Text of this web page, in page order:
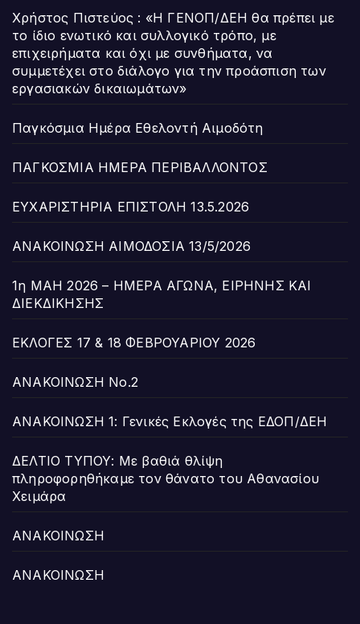
Χρήστος Πιστεύος : «Η ΓΕΝΟΠ/ΔΕΗ θα πρέπει με
το ίδιο ενωτικό και συλλογικό τρόπο, με
επιχειρήματα και όχι με συνθήματα, να
συμμετέχει στο διάλογο για την προάσπιση των
εργασιακών δικαιωμάτων»
Παγκόσμια Ημέρα Εθελοντή Αιμοδότη
ΠΑΓΚΟΣΜΙΑ ΗΜΕΡΑ ΠΕΡΙΒΑΛΛΟΝΤΟΣ
ΕΥΧΑΡΙΣΤΗΡΙΑ ΕΠΙΣΤΟΛΗ 13.5.2026
ΑΝΑΚΟΙΝΩΣΗ ΑΙΜΟΔΟΣΙΑ 13/5/2026
1η ΜΑΗ 2026 – ΗΜΕΡΑ ΑΓΩΝΑ, ΕΙΡΗΝΗΣ ΚΑΙ
ΔΙΕΚΔΙΚΗΣΗΣ
ΕΚΛΟΓΕΣ 17 & 18 ΦΕΒΡΟΥΑΡΙΟΥ 2026
ΑΝΑΚΟΙΝΩΣΗ Νο.2
ΑΝΑΚΟΙΝΩΣΗ 1: Γενικές Εκλογές της ΕΔΟΠ/ΔΕΗ
ΔΕΛΤΙΟ ΤΥΠΟΥ: Με βαθιά θλίψη
πληροφορηθήκαμε τον θάνατο του Αθανασίου
Χειμάρα
ΑΝΑΚΟΙΝΩΣΗ
ΑΝΑΚΟΙΝΩΣΗ